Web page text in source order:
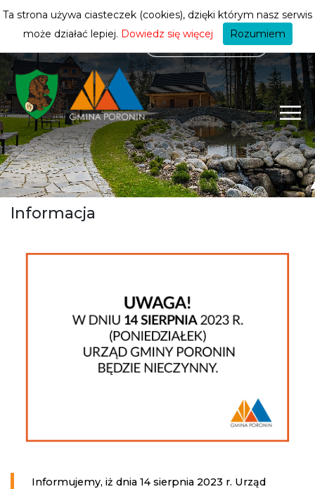
mieszkańca
Informacja
Informujemy, iż dnia 14 sierpnia 2023 r. Urząd
Ta strona używa ciasteczek (cookies), dzięki którym nasz serwis
może działać lepiej. Dowiedz się więcej Rozumiem